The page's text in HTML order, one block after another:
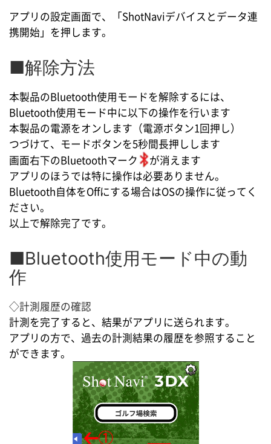
アプリの設定画面で、「ShotNaviデバイスとデータ連
携開始」を押します。
■解除方法
本製品のBluetooth使用モードを解除するには、
Bluetooth使用モード中に以下の操作を行います
本製品の電源をオンします（電源ボタン1回押し）
つづけて、モードボタンを5秒間長押しします
画面右下のBluetoothマーク
が消えます
アプリのほうでは特に操作は必要ありません。
Bluetooth自体をOffにする場合はOSの操作に従ってく
ださい。
以上で解除完了です。
■Bluetooth使用モード中の動
作
◇計測履歴の確認
計測を完了すると、結果がアプリに送られます。
アプリの方で、過去の計測結果の履歴を参照すること
ができます。